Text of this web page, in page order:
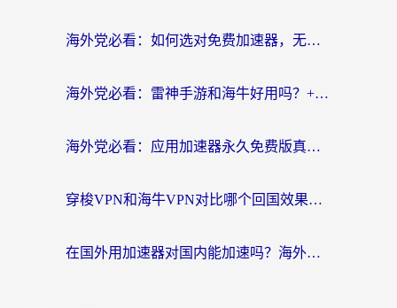
海外党必看：如何选对免费加速器，无缝访问国内资源不踩坑？
海外党必看：雷神手游和海牛好用吗？+3款热门加速器实测对比，附番茄加速器无缝回国指南
海外党必看：应用加速器永久免费版真的存在吗？教你选对回国加速器无缝刷国内资源
穿梭VPN和海牛VPN对比哪个回国效果更好？海外华人亲测3款热门加速器+避坑指南
在国外用加速器对国内能加速吗？海外党亲测有效的无缝访问指南